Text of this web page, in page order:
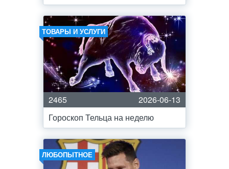
ТОВАРЫ И УСЛУГИ
2465
2026-06-13
Гороскоп Тельца на неделю
ЛЮБОПЫТНОЕ